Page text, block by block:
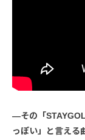
―その「
っぽい」と言える